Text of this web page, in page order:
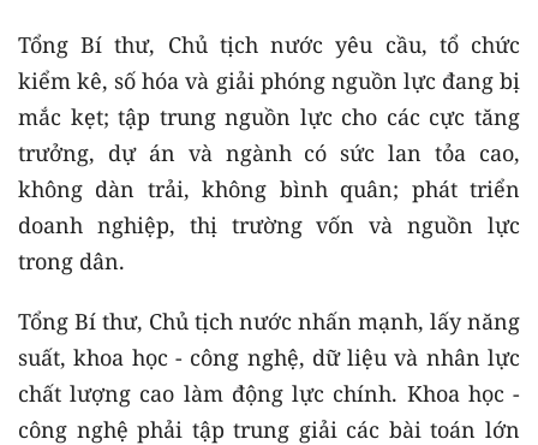
Tổng Bí thư, Chủ tịch nước yêu cầu, tổ chức
kiểm kê, số hóa và giải phóng nguồn lực đang bị
mắc kẹt; tập trung nguồn lực cho các cực tăng
trưởng, dự án và ngành có sức lan tỏa cao,
không dàn trải, không bình quân; phát triển
doanh nghiệp, thị trường vốn và nguồn lực
trong dân.
Tổng Bí thư, Chủ tịch nước nhấn mạnh, lấy năng
suất, khoa học - công nghệ, dữ liệu và nhân lực
chất lượng cao làm động lực chính. Khoa học -
công nghệ phải tập trung giải các bài toán lớn